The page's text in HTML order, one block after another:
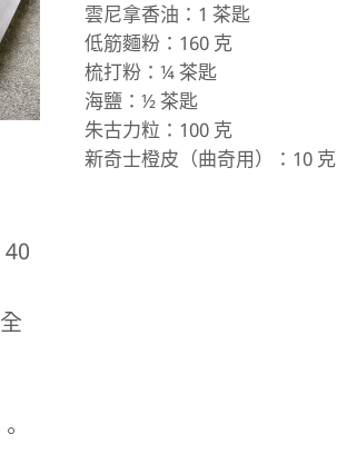
雲尼拿香油：1 茶匙
低筋麵粉：160 克
梳打粉：¼ 茶匙
海鹽：½ 茶匙
朱古力粒：100 克
新奇士橙皮（曲奇用）：10 克